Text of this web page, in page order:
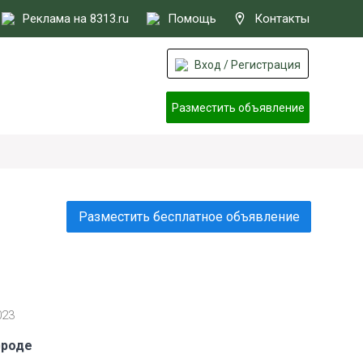
Реклама на 8313.ru Помощь Контакты
Вход / Регистрация
Разместить объявление
Разместить бесплатное объявление